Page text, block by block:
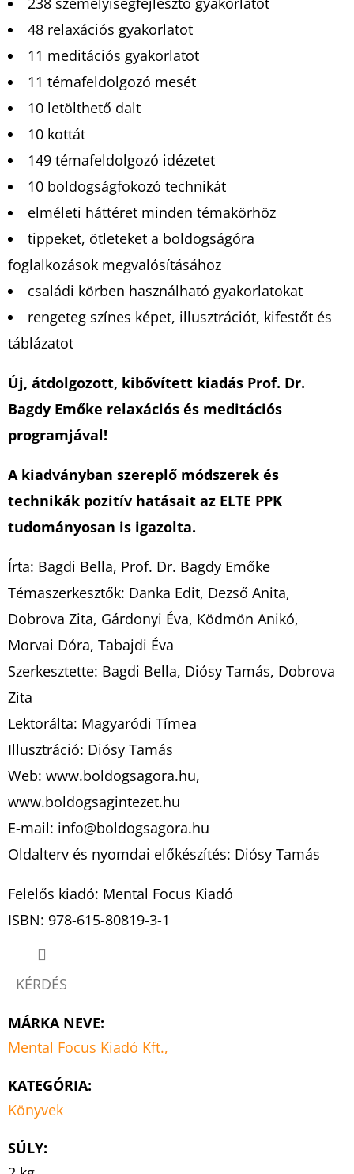
48 relaxációs gyakorlatot
11 meditációs gyakorlatot
11 témafeldolgozó mesét
10 letölthető dalt
10 kottát
149 témafeldolgozó idézetet
10 boldogságfokozó technikát
elméleti háttéret minden témakörhöz
tippeket, ötleteket a boldogságóra
foglalkozások megvalósításához
családi körben használható gyakorlatokat
rengeteg színes képet, illusztrációt, kifestőt és
táblázatot
Új, átdolgozott, kibővített kiadás Prof. Dr.
Bagdy Emőke relaxációs és meditációs
programjával!
A kiadványban szereplő módszerek és
technikák pozitív hatásait az ELTE PPK
tudományosan is igazolta.
Írta: Bagdi Bella, Prof. Dr. Bagdy Emőke
Témaszerkesztők: Danka Edit, Dezső Anita,
Dobrova Zita, Gárdonyi Éva, Ködmön Anikó,
Morvai Dóra, Tabajdi Éva
Szerkesztette: Bagdi Bella, Diósy Tamás, Dobrova
Zita
Lektorálta: Magyaródi Tímea
Illusztráció: Diósy Tamás
Web: www.boldogsagora.hu,
www.boldogsagintezet.hu
E-mail: info@boldogsagora.hu
Oldalterv és nyomdai előkészítés: Diósy Tamás
Felelős kiadó: Mental Focus Kiadó
ISBN: 978-615-80819-3-1
KÉRDÉS
MÁRKA NEVE:
Mental Focus Kiadó Kft.,
KATEGÓRIA:
Könyvek
SÚLY: